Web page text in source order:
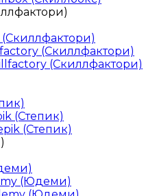
(Скиллфактори)
(Скиллфактори)
(Степик)
(Степик)
(Юдеми)